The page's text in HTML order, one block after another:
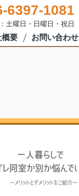
6397-1081
土曜日・日曜日・祝日
概要 お問い合わせ